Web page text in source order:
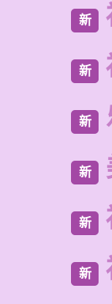
新
新
新
新
新
新